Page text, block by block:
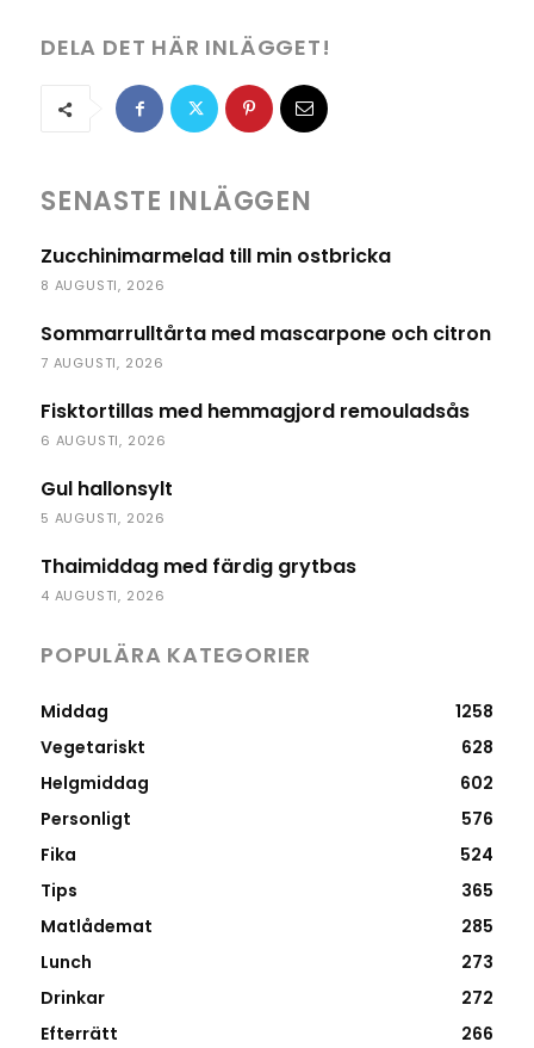
DELA DET HÄR INLÄGGET!
SENASTE INLÄGGEN
Zucchinimarmelad till min ostbricka
8 AUGUSTI, 2026
Sommarrulltårta med mascarpone och citron
7 AUGUSTI, 2026
Fisktortillas med hemmagjord remouladsås
6 AUGUSTI, 2026
Gul hallonsylt
5 AUGUSTI, 2026
Thaimiddag med färdig grytbas
4 AUGUSTI, 2026
POPULÄRA KATEGORIER
Middag
1258
Vegetariskt
628
Helgmiddag
602
Personligt
576
Fika
524
Tips
365
Matlådemat
285
Lunch
273
Drinkar
272
Efterrätt
266